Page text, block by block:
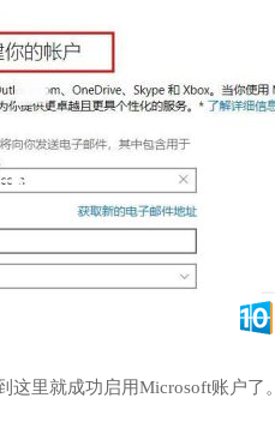
里就成功启用Microsoft账户了。